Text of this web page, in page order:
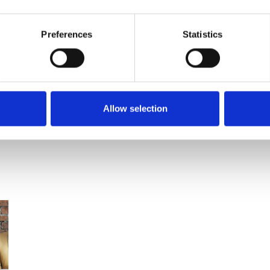
Preferences Statistics
Allow selection
(BFSG) in Kraft. Es setzt die EU-
Richtlinie 2019/882 um und soll
Menschen mit Behinderungen einen
gleichberechtigten Zugang zu
digitalen Produkten und